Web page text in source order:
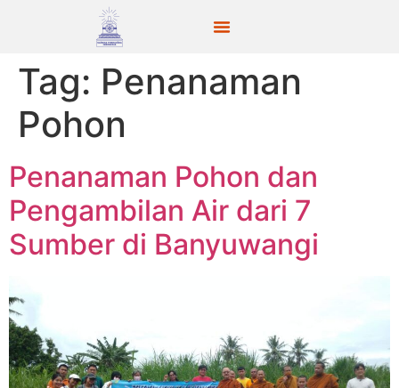
Tag: Penanaman
Pohon
Penanaman Pohon dan
Pengambilan Air dari 7
Sumber di Banyuwangi